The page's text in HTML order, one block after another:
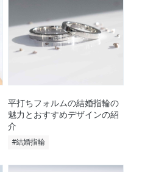
平打ちフォルムの結婚指輪の
魅力とおすすめデザインの紹
介
#結婚指輪